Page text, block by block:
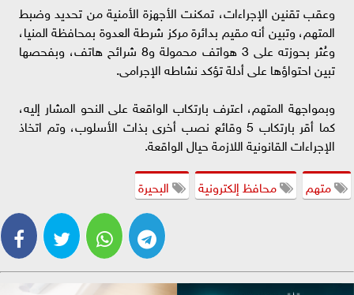
وعقب تقنين الإجراءات، تمكنت الأجهزة الأمنية من تحديد وضبط
المتهم، وتبين أنه مقيم بدائرة مركز شرطة العدوة بمحافظة المنيا،
وعُثر بحوزته على 3 هواتف محمولة و8 شرائح هاتف، وبفحصها
تبين احتواؤها على أدلة تؤكد نشاطه الإجرامى.
وبمواجهة المتهم، اعترف بارتكاب الواقعة على النحو المشار إليه،
كما أقر بارتكاب 5 وقائع نصب أخرى بذات الأسلوب، وتم اتخاذ
الإجراءات القانونية اللازمة حيال الواقعة.
متهم
محافظ إلكترونية البحيرة